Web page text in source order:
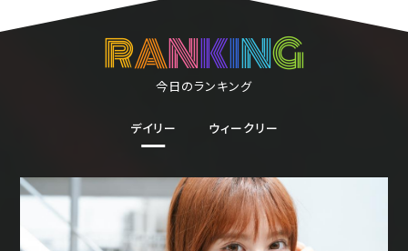
RANKING
今日のランキング
デイリー ウィークリー